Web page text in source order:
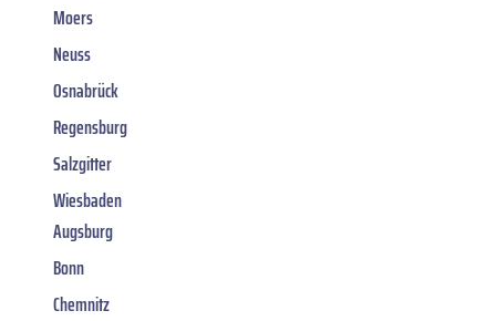
Moers
Neuss
Osnabrück
Regensburg
Salzgitter
Wiesbaden
Augsburg
Bonn
Chemnitz